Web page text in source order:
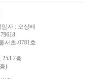
자 : 오상배
서초-0781호
2층
)